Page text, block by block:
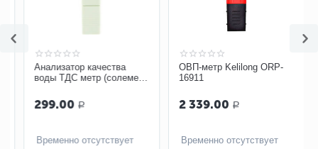
Анализатор качества
воды ТДС метр (солемер)
299.00 Р
Временно отсутствует
ОВП-метр Kelilong ORP-
16911
2 339.00 Р
Временно отсутствует